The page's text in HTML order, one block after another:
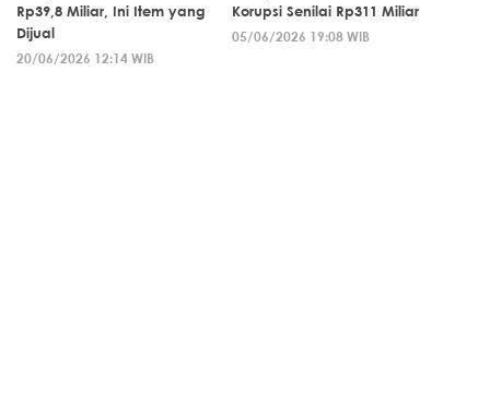
Rp39,8 Miliar, Ini Item yang
Dijual
20/06/2026 12:14 WIB
Korupsi Senilai Rp311 Miliar
05/06/2026 19:08 WIB